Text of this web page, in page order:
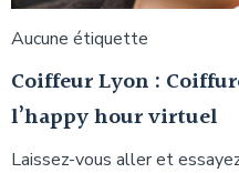
Aucune étiquette
Coiffeur Lyon :
l’happy hour virtuel
Laissez-vous aller et